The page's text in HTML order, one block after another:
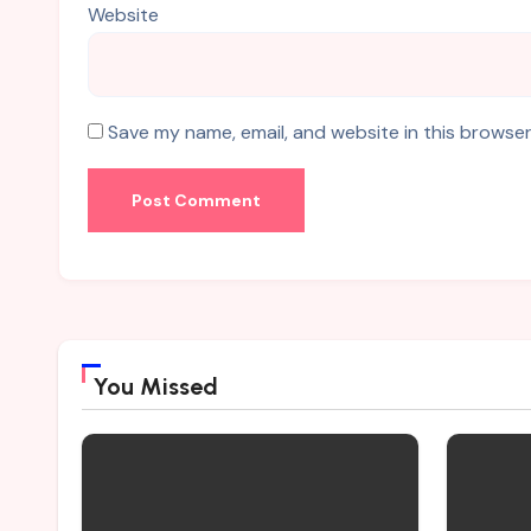
Website
Save my name, email, and website in this
You Missed